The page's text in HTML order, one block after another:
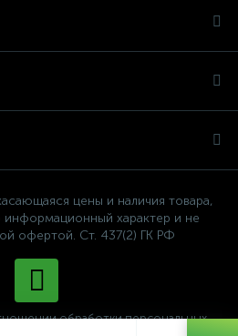
цены и наличия товара,
информационный характер и не
офертой. Ст. 437(2) ГК РФ
обработки персональных